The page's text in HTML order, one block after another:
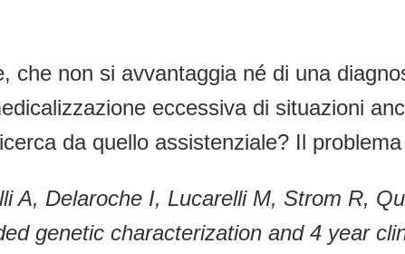
che non si avvantaggia né di una
eccessiva di situazioni
da quello assistenziale? Il
A, Delaroche I, Lucarelli M, Strom R,
genetic characterization and 4 year